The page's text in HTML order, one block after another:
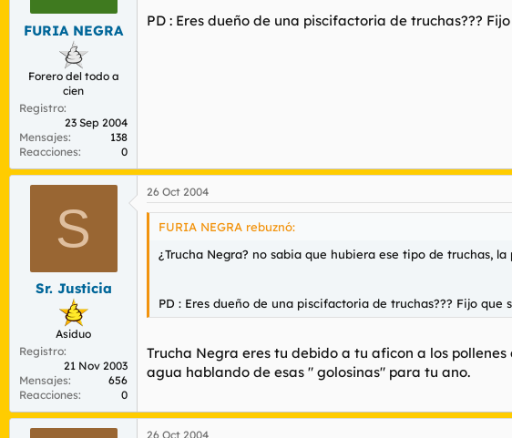
FURIA NEGRA
Forero del todo a
cien
Registro
23 Sep 2004
Mensajes
138
Reacciones
0
PD : Eres dueño de una piscifactoria de truchas???
S
Sr. Justicia
Asiduo
Registro
21 Nov 2003
Mensajes
656
Reacciones
0
26 Oct 2004
FURIA NEGRA rebuznó:
¿Trucha Negra? no sabia que hubiera ese tipo de truchas,
PD : Eres dueño de una piscifactoria de truchas??? Fijo que
Trucha Negra eres tu debido a tu aficon a los
agua hablando de esas " golosinas" para tu ano.
26 Oct 2004